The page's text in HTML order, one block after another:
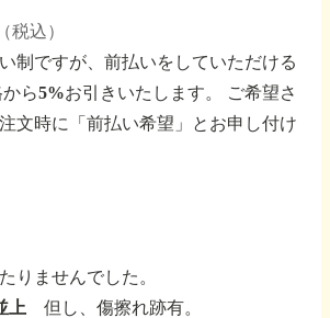
（税込）
制ですが、前払いをしていただける
ら5%お引きいたします。
ご希望さ
文時に「前払い希望」とお申し付け
りませんでした。
上 但し、傷擦れ跡有。